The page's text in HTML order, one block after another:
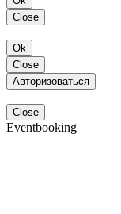
Close
Ok
Close
Авторизоваться
Close
Eventbooking